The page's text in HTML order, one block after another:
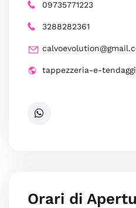
09735771223
3288282361
tappezzeria-e-
Orari di